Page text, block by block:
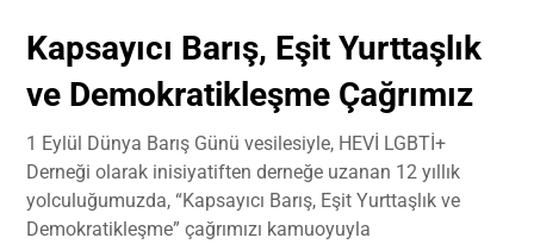
Kapsayıcı Barış, Eşit Yurttaşlık
ve Demokratikleşme Çağrımız
1 Eylül Dünya Barış Günü vesilesiyle, HEVİ LGBTİ+
Derneği olarak inisiyatiften derneğe uzanan 12 yıllık
yolculuğumuzda, “Kapsayıcı Barış, Eşit Yurttaşlık ve
Demokratikleşme” çağrımızı kamuoyuyla